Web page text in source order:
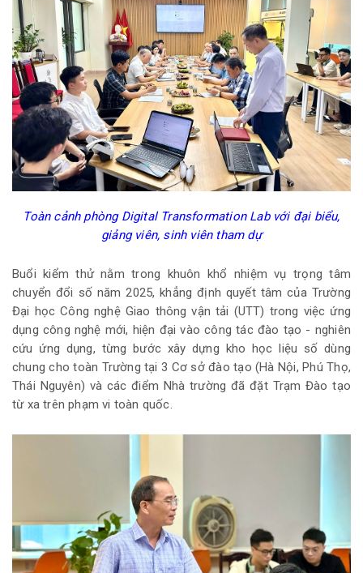
Toàn cảnh phòng Digital Transformation Lab với đại biểu,
giảng viên, sinh viên tham dự
Buổi kiểm thử nằm trong khuôn khổ nhiệm vụ trọng tâm
chuyển đổi số năm 2025, khẳng định quyết tâm của Trường
Đại học Công nghệ Giao thông vận tải (UTT) trong việc ứng
dụng công nghệ mới, hiện đại vào công tác đào tạo - nghiên
cứu ứng dụng, từng bước xây dựng kho học liệu số dùng
chung cho toàn Trường tại 3 Cơ sở đào tạo (Hà Nội, Phú Thọ,
Thái Nguyên) và các điểm Nhà trường đã đặt Trạm Đào tạo
từ xa trên phạm vi toàn quốc.